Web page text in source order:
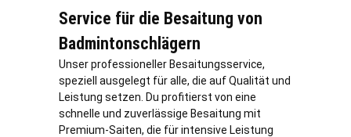
Service für die Besaitung von
Badmintonschlägern
Unser professioneller Besaitungsservice,
speziell ausgelegt für alle, die auf Qualität und
Leistung setzen. Du profitierst von eine
schnelle und zuverlässige Besaitung mit
Premium-Saiten, die für intensive Leistung